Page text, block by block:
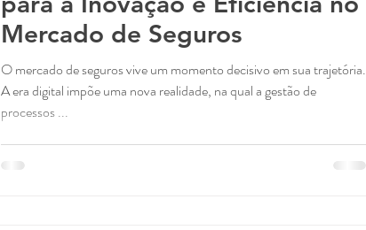
Mercado de Seguros
O mercado de seguros vive um momento decisivo em sua trajetória.
A era digital impõe uma nova realidade, na qual a gestão de
processos ...